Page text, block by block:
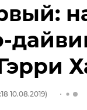
10.08.2019)